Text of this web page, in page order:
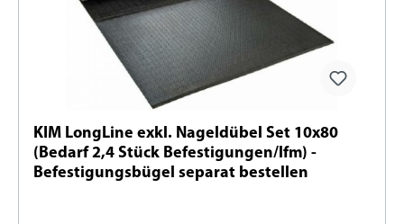
KIM LongLine exkl. Nageldübel Set 10x80
(Bedarf 2,4 Stück Befestigungen/lfm) -
Befestigungsbügel separat bestellen